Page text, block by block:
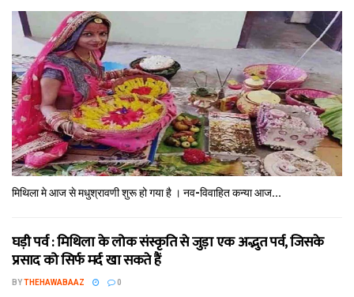
मिथि‍ला मे आज से मधुश्रावणी शुरू हो गया है । नव-विवाहित कन्‍या आज...
घड़ी पर्व : मिथि‍ला के लोक संस्कृति से जुड़ा एक अद्भुत पर्व, जिसके
प्रसाद को सिर्फ मर्द खा सकते हैं
BYTHEHAWABAAZ 0